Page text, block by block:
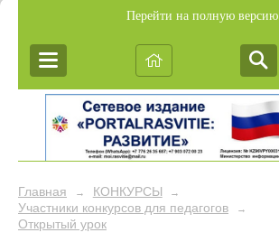
Перейти на полную версию
Главная → КОНКУРСЫ →
Участники конкурсов для педагогов →
Открытый урок